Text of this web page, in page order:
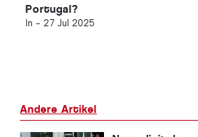
Portugal?
In - 27 Jul 2025
Andere Artikel